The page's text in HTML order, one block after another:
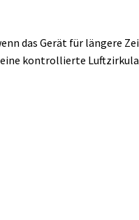
das Gerät für längere
kontrollierte